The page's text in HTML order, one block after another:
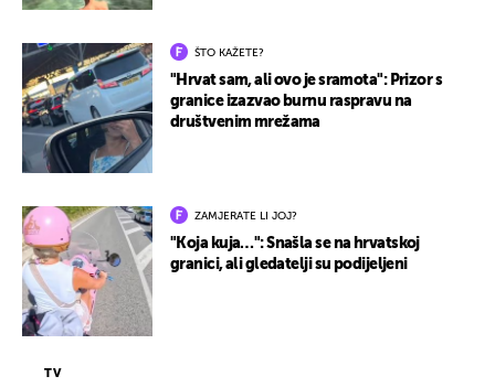
ŠTO KAŽETE?
"Hrvat sam, ali ovo je sramota": Prizor s
granice izazvao burnu raspravu na
društvenim mrežama
ZAMJERATE LI JOJ?
"Koja kuja…": Snašla se na hrvatskoj
granici, ali gledatelji su podijeljeni
TV